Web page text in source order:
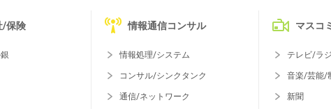
/保険 情報通信コンサル
情報処理/システム
コンサル/シンクタンク
通信/ネットワーク
マスコミ
テレビ/ラ
音楽/芸能/
新聞